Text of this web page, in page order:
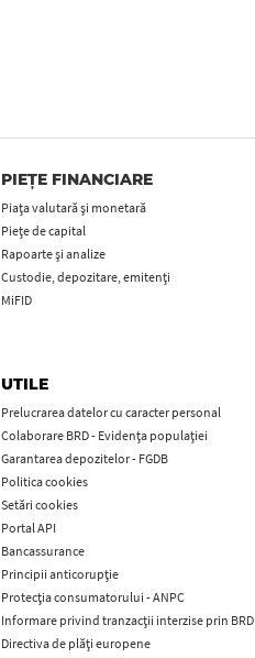
PIEȚE FINANCIARE
Piața valutară și monetară
Piețe de capital
Rapoarte și analize
Custodie, depozitare, emitenți
MiFID
UTILE
Prelucrarea datelor cu caracter personal
Colaborare BRD - Evidența populației
Garantarea depozitelor - FGDB
Politica cookies
Setări cookies
Portal API
Bancassurance
Principii anticorupţie
Protecţia consumatorului - ANPC
Informare privind tranzacții interzise prin BRD
Directiva de plăți europene